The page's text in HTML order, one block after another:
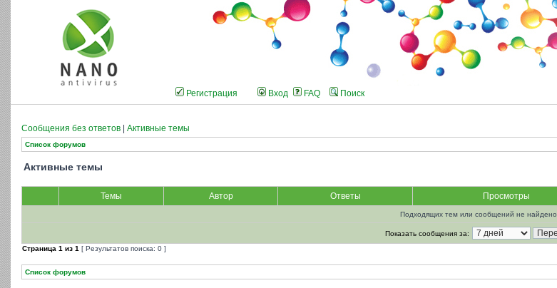
Регистрация Вход FAQ Поиск
Сообщения без ответов Активные темы
Список форумов
Активные темы
Темы Автор Ответы Просмотры
Подходящих тем или сообщений не найдено.
Показать сообщения за:
Страница 1 из 1 [ Результатов поиска: 0 ]
Список форумов